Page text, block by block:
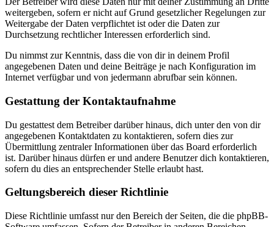
weitergeben, sofern er nicht auf Grund gesetzlicher Regelungen zur
Weitergabe der Daten verpflichtet ist oder die Daten zur
Durchsetzung rechtlicher Interessen erforderlich sind.
Du nimmst zur Kenntnis, dass die von dir in deinem Profil
angegebenen Daten und deine Beiträge je nach Konfiguration im
Internet verfügbar und von jedermann abrufbar sein können.
Gestattung der Kontaktaufnahme
Du gestattest dem Betreiber darüber hinaus, dich unter den von dir
angegebenen Kontaktdaten zu kontaktieren, sofern dies zur
Übermittlung zentraler Informationen über das Board erforderlich
ist. Darüber hinaus dürfen er und andere Benutzer dich kontaktieren,
sofern du dies an entsprechender Stelle erlaubt hast.
Geltungsbereich dieser Richtlinie
Diese Richtlinie umfasst nur den Bereich der Seiten, die die phpBB-